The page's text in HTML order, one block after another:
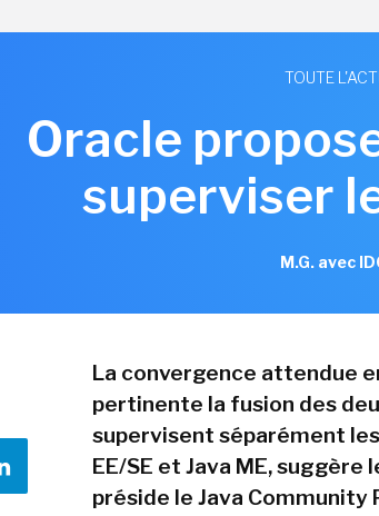
TOUTE
Oracle
superviser
M.G. avec
La convergence attendue
pertinente la fusion des
supervisent séparément
EE/SE et Java ME,
préside le Java Community